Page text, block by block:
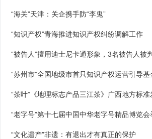
“海关”天津：关企携手防“李鬼”
“知识产权”青海推进知识产权纠纷调解工作
“被告人”擅用迪士尼卡通形象，3名被告人被
“苏州市”全国地级市首只知识产权运营引导
“茶叶”《地理标志产品三江茶》广西地方标
“老字号”第十七届中国中华老字号精品博览会
“文化遗产”非遗：有退出才有真正的保护